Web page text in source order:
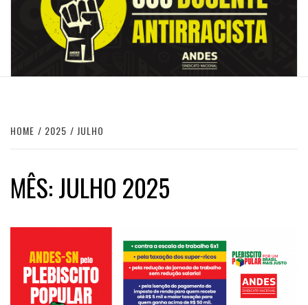
HOME 2025 JULHO
MÊS:JULHO 2025